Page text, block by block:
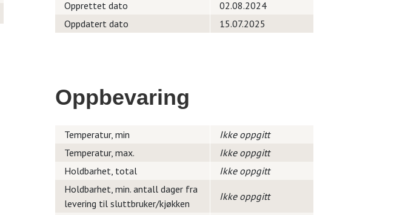
Opprettet dato
02.08.2024
Oppdatert dato
15.07.2025
Oppbevaring
Temperatur, min
Ikke oppgitt
Temperatur, max.
Ikke oppgitt
Holdbarhet, total
Ikke oppgitt
Holdbarhet, min. antall dager fra
levering til sluttbruker/kjøkken
Ikke oppgitt